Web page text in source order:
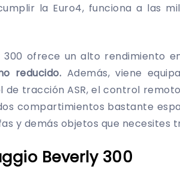
la Euro4, funciona a las
300 ofrece un alto rendimiento
reducido. Además, viene
de tracción ASR, el control
compartimientos bastante
y demás objetos que necesites
Beverly 300